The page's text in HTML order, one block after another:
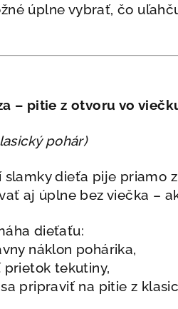
úplne vybrať, čo
– pitie z otvoru vo
pohár)
slamky dieťa pije priamo
aj úplne bez viečka –
dieťaťu:
náklon pohárika,
tekutiny,
pripraviť na pitie z